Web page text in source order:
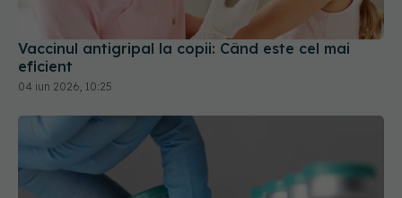
Vaccinul antigripal la copii: Când este cel mai
eficient
04 iun 2026, 10:25